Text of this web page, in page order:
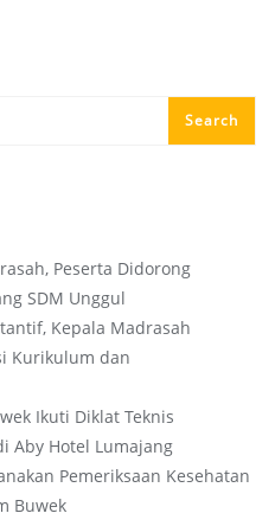
Peserta Didorong
SDM Unggul
Kepala Madrasah
Kurikulum dan
Ikuti Diklat Teknis
Aby Hotel Lumajang
Pemeriksaan Kesehatan
Buwek